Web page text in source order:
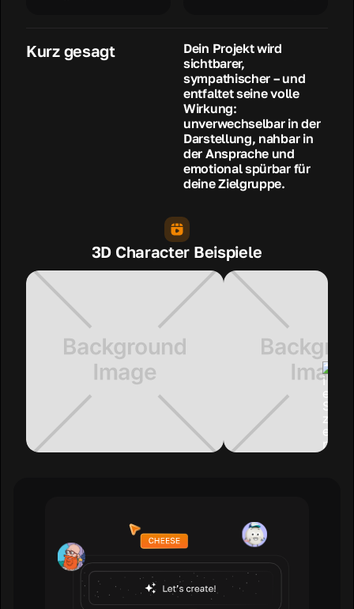
Kurz gesagt
Dein Projekt wird
sichtbarer,
sympathischer – und
entfaltet seine volle
Wirkung:
unverwechselbar in der
Darstellung, nahbar in
der Ansprache und
emotional spürbar für
deine Zielgruppe.
3D Character Beispiele